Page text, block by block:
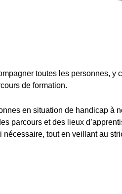
toutes les personnes, y
de formation.
en situation de handicap à
parcours et des lieux
tout en veillant au